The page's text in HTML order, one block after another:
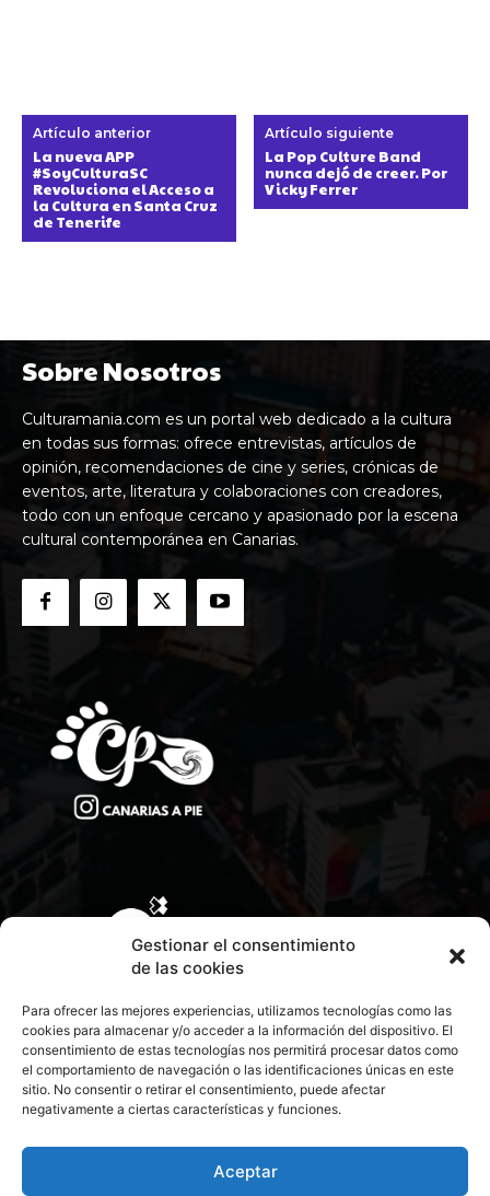
Gestionar el consentimiento
de las cookies
Para ofrecer las mejores experiencias, utilizamos tecnologías como las
cookies para almacenar y/o acceder a la información del dispositivo. El
consentimiento de estas tecnologías nos permitirá procesar datos como
el comportamiento de navegación o las identificaciones únicas en este
sitio. No consentir o retirar el consentimiento, puede afectar
negativamente a ciertas características y funciones.
Aceptar
Artículo anterior
La nueva APP
#SoyCulturaSC
Revoluciona el Acceso a
la Cultura en Santa Cruz
de Tenerife
Artículo siguiente
La Pop Culture Band
nunca dejó de creer. Por
Vicky Ferrer
Sobre Nosotros
Culturamania.com es un portal web dedicado a la cultura
en todas sus formas: ofrece entrevistas, artículos de
opinión, recomendaciones de cine y series, crónicas de
eventos, arte, literatura y colaboraciones con creadores,
todo con un enfoque cercano y apasionado por la escena
cultural contemporánea en Canarias.
CONTACTA CON NOSOTROS